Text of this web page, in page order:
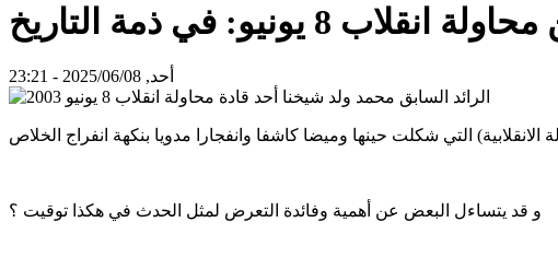
في ذمة التاريخ
أحد, 2025/06/08 - 23:21
و قد يتساءل البعض عن أهمية وفائدة التعرض لمثل الحدث في هكذا توقيت ؟